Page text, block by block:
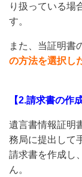
り扱っている場
す。
また、当証明書
の方法を選択し
【2.請求書の作
遺言書情報証明
務局に提出して
請求書を作成し
ん。